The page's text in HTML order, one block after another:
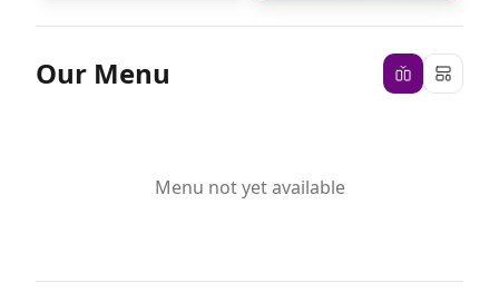
Our Menu
Menu not yet available